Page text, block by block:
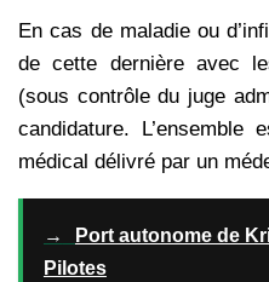
En cas de maladie ou
de cette dernière avec
(sous contrôle du juge
candidature.
médical délivré par un
→
Port autonome de
Pilotes